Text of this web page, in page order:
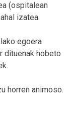
(ospitalean
izatea.
egoera
dituenak hobeto
horren animoso.